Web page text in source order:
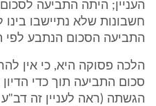
העניין; היתה התביעה
חשבונות שלא נתיישבו
התביעה הסכום הנתבע לפי
הלכה פסוקה היא, כי אין
סכום התביעה תוך כדי